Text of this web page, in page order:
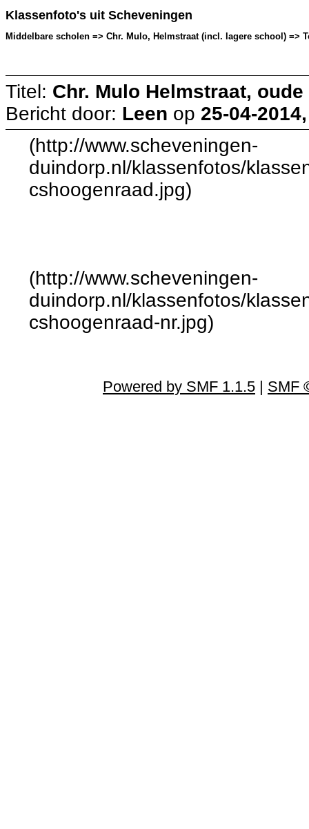
Klassenfoto's uit Scheveningen
Middelbare scholen => Chr. Mulo, Helmstraat (incl. lagere school) =>
Titel: Chr. Mulo Helmstraat,
Bericht door: Leen op 25-04-
(http://www.scheveningen-
duindorp.nl/klassenfotos/
cshoogenraad.jpg)
(http://www.scheveningen-
duindorp.nl/klassenfotos/
cshoogenraad-nr.jpg)
Powered by SMF 1.1.5 | SMF